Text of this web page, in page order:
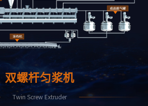
双螺杆匀浆机
Twin Screw Extruder